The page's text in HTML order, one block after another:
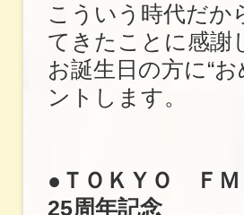
こういう時代だか
てきたことに感謝
お誕生日の方に“
ントします。
●ＴＯＫＹＯ Ｆ
25周年記念